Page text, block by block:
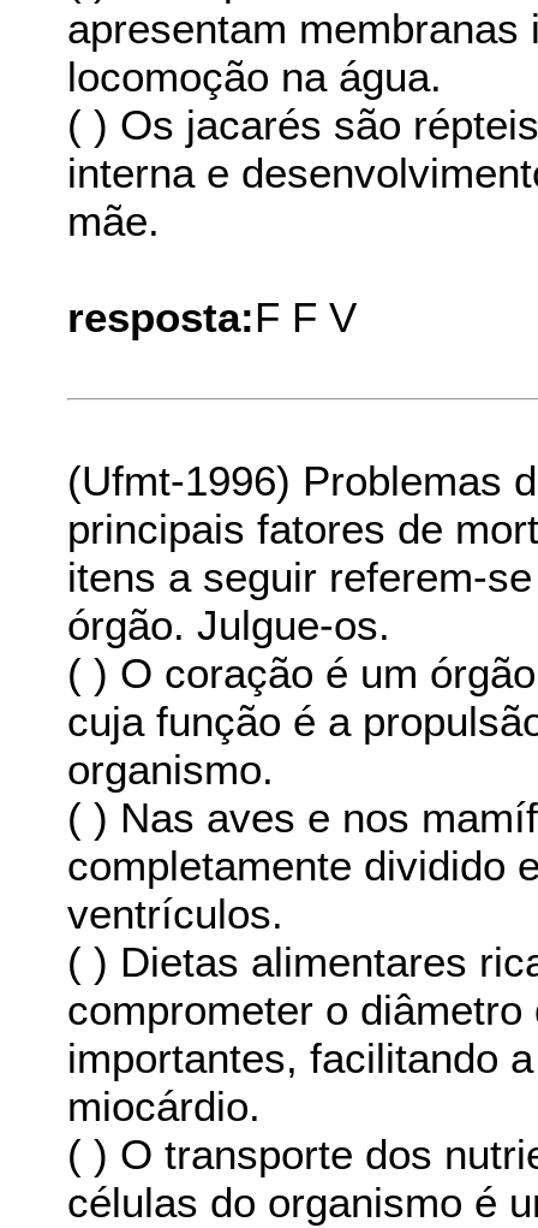
apresentam
locomoção na água.
( ) Os jacarés são
interna e
mãe.
resposta:F F V
(Ufmt-1996) Problemas
principais fatores de
itens a seguir referem-
órgão. Julgue-os.
( ) O coração é um
cuja função é a
organismo.
( ) Nas aves e nos
completamente dividido
ventrículos.
( ) Dietas alimentares
comprometer o
importantes, facilitando
miocárdio.
( ) O transporte dos
células do organismo é